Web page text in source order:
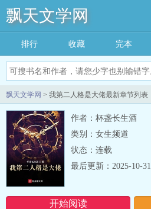
飘天文学网
排行 收藏 完本
飘天文学网 > 我第二人格是大佬最新章节列表
作者：杯盏长生酒
类别：女生频道
状态：连载
开始阅读
最后更新：2025-10-31